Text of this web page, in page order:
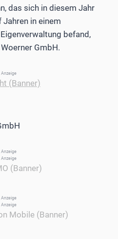
das sich in diesem Jahr
in einem
befand,
GmbH.
Anzeige
Anzeige
Anzeige
Anzeige
Anzeige